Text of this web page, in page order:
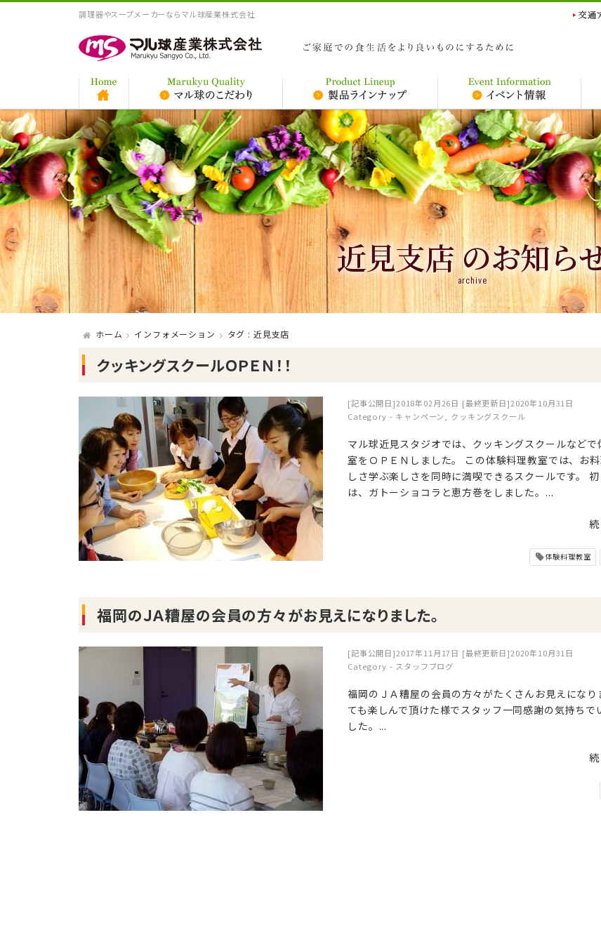
調理器やスープメーカーならマル球産業株式会社
近見支店 のお知ら
archive
ホーム インフォメーション タグ : 近見支店
クッキングスクールＯＰＥＮ！！
[記事公開日]2018年02月26日 [最終更新日]2020年10月31日
Category - キャンペーン クッキングスクール
マル球近見スタジオでは、クッキングスクールなどで
室をＯＰＥＮしました。 この体験料理教室では、お
しさ学ぶ楽しさを同時に満喫できるスクールです。
は、ガトーショコラと恵方巻をしました。...
体験料理教室
福岡のＪＡ糟屋の会員の方々がお見えになりました。
[記事公開日]2017年11月17日 [最終更新日]2020年10月31日
Category - スタッフブログ
福岡のＪＡ糟屋の会員の方々がたくさんお見えになり
ても楽しんで頂けた様でスタッフ一同感謝の気持ちで
した。...